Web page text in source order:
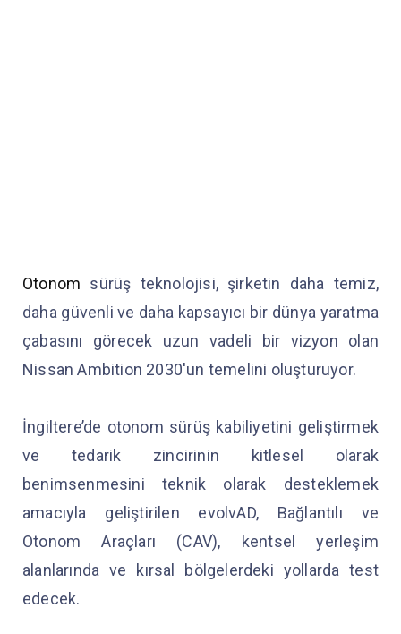
Otonom sürüş teknolojisi, şirketin daha temiz,
daha güvenli ve daha kapsayıcı bir dünya yaratma
çabasını görecek uzun vadeli bir vizyon olan
Nissan Ambition 2030'un temelini oluşturuyor.
İngiltere’de otonom sürüş kabiliyetini geliştirmek
ve tedarik zincirinin kitlesel olarak
benimsenmesini teknik olarak desteklemek
amacıyla geliştirilen evolvAD, Bağlantılı ve
Otonom Araçları (CAV), kentsel yerleşim
alanlarında ve kırsal bölgelerdeki yollarda test
edecek.